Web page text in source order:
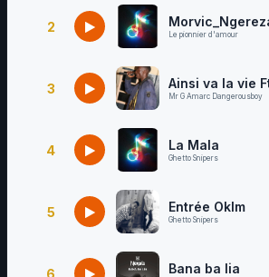
2
Le pionnier d'amour
3 Ainsi va la vie
Mr G Amarc Dangerousboy
4 La Mala
Ghetto Snipers
5 Entrée Oklm
Ghetto Snipers
6 Bana ba lia